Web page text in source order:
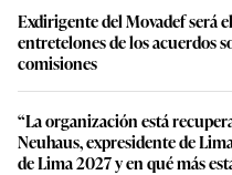
Exdirigente del Movadef será
entretelones de los acuerdos
comisiones
“La organización está
Neuhaus, expresidente de
de Lima 2027 y en qué más